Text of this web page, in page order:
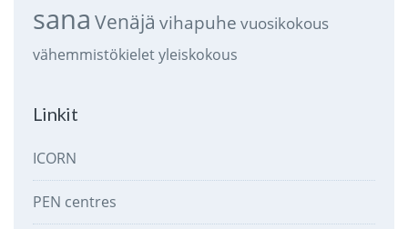
sana Venäjä vihapuhe vuosikokous
vähemmistökieletyleiskokous
Linkit
ICORN
PEN centres